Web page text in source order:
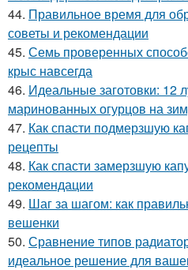
44. Правильное время для
советы и рекомендации
45. Семь проверенных
крыс навсегда
46. Идеальные заготовки: 12
маринованных огурцов на
47. Как спасти подмерзшую
рецепты
48. Как спасти замерзшую
рекомендации
49. Шаг за шагом: как
вешенки
50. Сравнение типов
идеальное решение для